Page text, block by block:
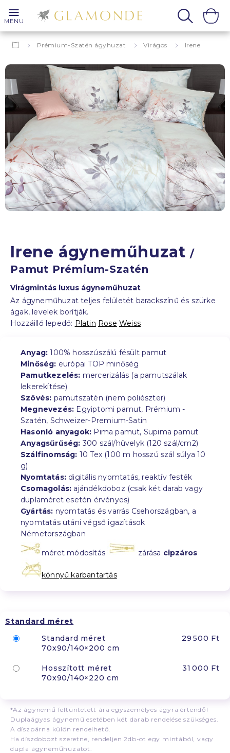
MENU
Prémium-Szatén ágyhuzat Virágos Irene
Irene ágyneműhuzat/
Pamut Prémium-Szatén
Virágmintás luxus ágyneműhuzat
Az ágyneműhuzat teljes felületét barackszínű és szürke
ágak, levelek borítják.
Hozzáillő lepedő: Platin Rose Weiss
Anyag: 100% hosszúszálú fésült pamut
Minőség: európai TOP minőség
Pamutkezelés: mercerizálás (a pamutszálak
lekerekítése)
Szövés: pamutszatén (nem poliészter)
Megnevezés: Egyiptomi pamut, Prémium -
Szatén, Schweizer-Premium-Satin
Hasonló anyagok: Pima pamut, Supima pamut
Anyagsűrűség: 300 szál/hüvelyk (120 szál/cm2)
Szálfinomság: 10 Tex (100 m hosszú szál súlya 10
g)
Nyomtatás: digitális nyomtatás, reaktív festék
Csomagolás: ajándékdoboz (csak két darab vagy
duplaméret esetén érvényes)
Gyártás: nyomtatás és varrás Csehországban, a
nyomtatás utáni végső igazítások
Németországban
méret módosítás zárása cipzáros
könnyű karbantartás
Standard méret
Standard méret
70x90/140×200 cm
29 500 Ft
Hosszított méret
70x90/140×220 cm
31 000 Ft
*Az ágynemű feltüntetett ára egyszemélyes ágyra értendő!
Duplaágyas ágynemű esetében két darab rendelése szükséges.
A díszpárna külön rendelhető.
Ha díszdobozt szeretne, rendeljen 2db-ot egy mintából, vagy
dupla ágyneműhuzatot.